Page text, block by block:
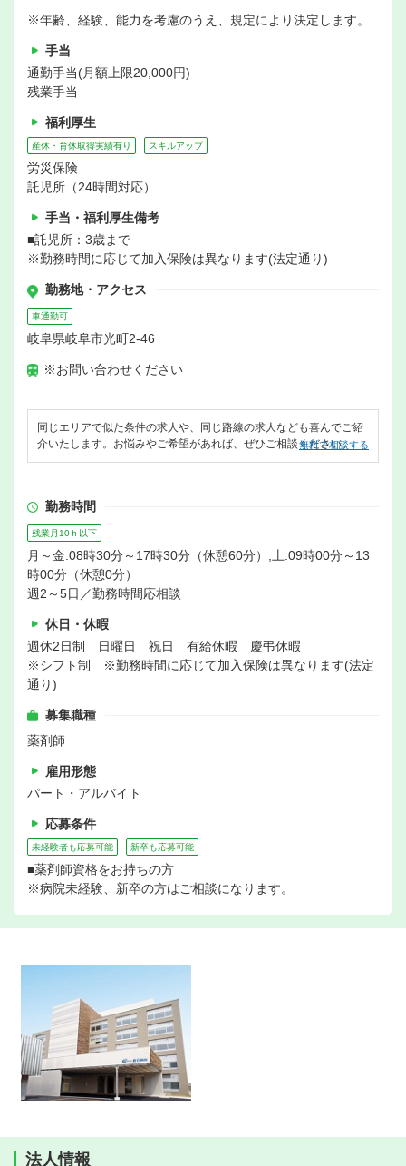
※年齢、経験、能力を考慮のうえ、規定により決定します。
手当
通勤手当(月額上限20,000円)
残業手当
福利厚生
産休・育休取得実績有り スキルアップ
労災保険
託児所（24時間対応）
手当・福利厚生備考
■託児所：3歳まで
※勤務時間に応じて加入保険は異なります(法定通り)
勤務地・アクセス
車通勤可
岐阜県岐阜市光町2-46
※お問い合わせください
同じエリアで似た条件の求人や、同じ路線の求人なども喜んでご紹
介いたします。お悩みやご希望があれば、ぜひご相談ください。
無料で相談する
勤務時間
残業月10ｈ以下
月～金:08時30分～17時30分（休憩60分）,土:09時00分～13
時00分（休憩0分）
週2～5日／勤務時間応相談
休日・休暇
週休2日制 日曜日 祝日 有給休暇 慶弔休暇
※シフト制 ※勤務時間に応じて加入保険は異なります(法定
通り)
募集職種
薬剤師
雇用形態
パート・アルバイト
応募条件
未経験者も応募可能 新卒も応募可能
■薬剤師資格をお持ちの方
※病院未経験、新卒の方はご相談になります。
法人情報